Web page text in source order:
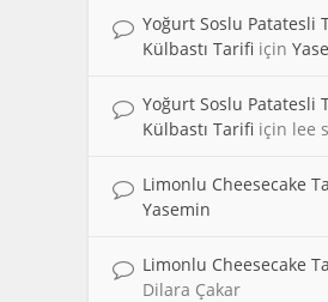
Yoğurt Soslu Patatesli
Külbastı Tarifi için
Yoğurt Soslu Patatesli
Külbastı Tarifi için lee
Limonlu Cheesecake
Yasemin
Limonlu Cheesecake
Dilara Çakar